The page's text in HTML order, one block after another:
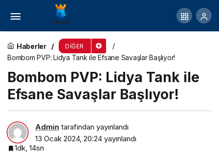
Haberler DIĞER
Bombom PVP: Lidya Tank ile Efsane Savaşlar Başlıyor!
Bombom PVP: Lidya Tank ile
Efsane Savaşlar Başlıyor!
Admin tarafından yayınlandı
13 Ocak 2024, 20:24 yayınlandı
1dk, 14sn
Kadın Bot Modelleri: Stil ve Fonksiyonun
Buluştuğu Nokta